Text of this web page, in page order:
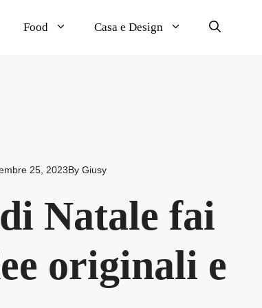
Food Casa e Design
25, 2023By Giusy
Natale fai
originali e